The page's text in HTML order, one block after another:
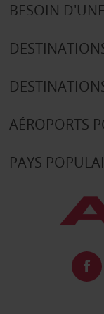
BESOIN
AÉROPORTS
PAYS